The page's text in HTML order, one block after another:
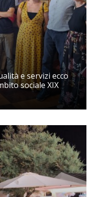
e servizi ecco
sociale XIX